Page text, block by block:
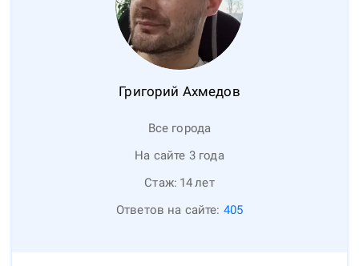
Григорий Ахмедов
Все города
На сайте 3 года
Стаж: 14лет
Ответов на сайте: 405